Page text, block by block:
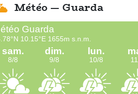
Météo — Guarda